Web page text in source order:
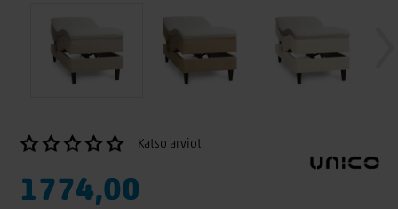
Katso arviot
1774,00